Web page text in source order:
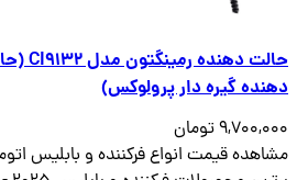
حالت دهنده رمینگتون مدل CI9132 (حالت
گیره دار پرولوکس)
تومان
قیمت انواع فرکننده و بابلیس